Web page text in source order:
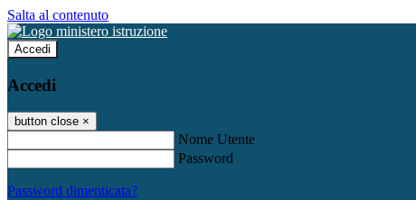
Salta al contenuto
Accedi
Accedi
button close ×
Nome Utente
Password
Password dimenticata?